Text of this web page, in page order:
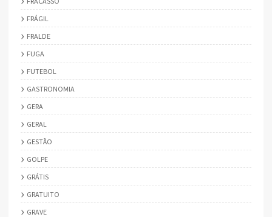
FRÁGIL
FRALDE
FUGA
FUTEBOL
GASTRONOMIA
GERA
GERAL
GESTÃO
GOLPE
GRÁTIS
GRATUITO
GRAVE